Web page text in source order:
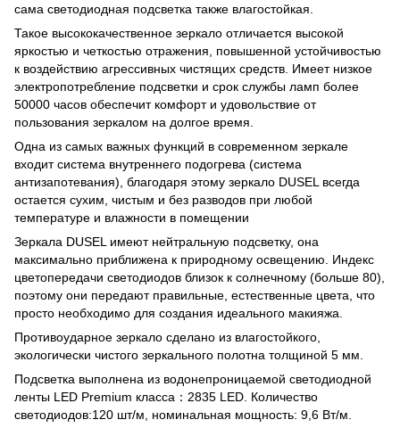
сама светодиодная подсветка также влагостойкая.
Такое высококачественное зеркало отличается высокой
яркостью и четкостью отражения, повышенной устойчивостью
к воздействию агрессивных чистящих средств. Имеет низкое
электропотребление подсветки и срок службы ламп более
50000 часов обеспечит комфорт и удовольствие от
пользования зеркалом на долгое время.
Одна из самых важных функций в современном зеркале
входит система внутреннего подогрева (система
антизапотевания), благодаря этому зеркало DUSEL всегда
остается сухим, чистым и без разводов при любой
температуре и влажности в помещении
Зеркала DUSEL имеют нейтральную подсветку, она
максимально приближена к природному освещению. Индекс
цветопередачи светодиодов близок к солнечному (больше 80),
поэтому они передают правильные, естественные цвета, что
просто необходимо для создания идеального макияжа.
Противоударное зеркало сделано из влагостойкого,
экологически чистого зеркального полотна толщиной 5 мм.
Подсветка выполнена из водонепроницаемой светодиодной
ленты LED Premium класса：2835 LED. Количество
светодиодов:120 шт/м, номинальная мощность: 9,6 Вт/м.